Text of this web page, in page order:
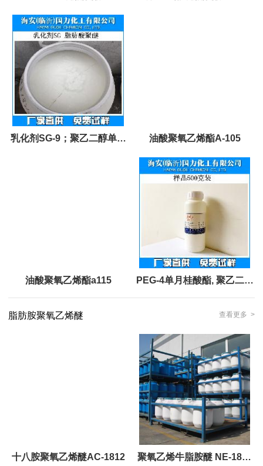
乳化剂SG-9；聚乙二醇单硬 油酸聚氧乙烯酯A-105
油酸聚氧乙烯酯a115 PEG-4单月桂酸酯, 聚乙二醇
脂肪胺聚氧乙烯醚
查看更多 >
十八胺聚氧乙烯醚AC-1812 聚氧乙烯牛脂胺醚 NE-1810